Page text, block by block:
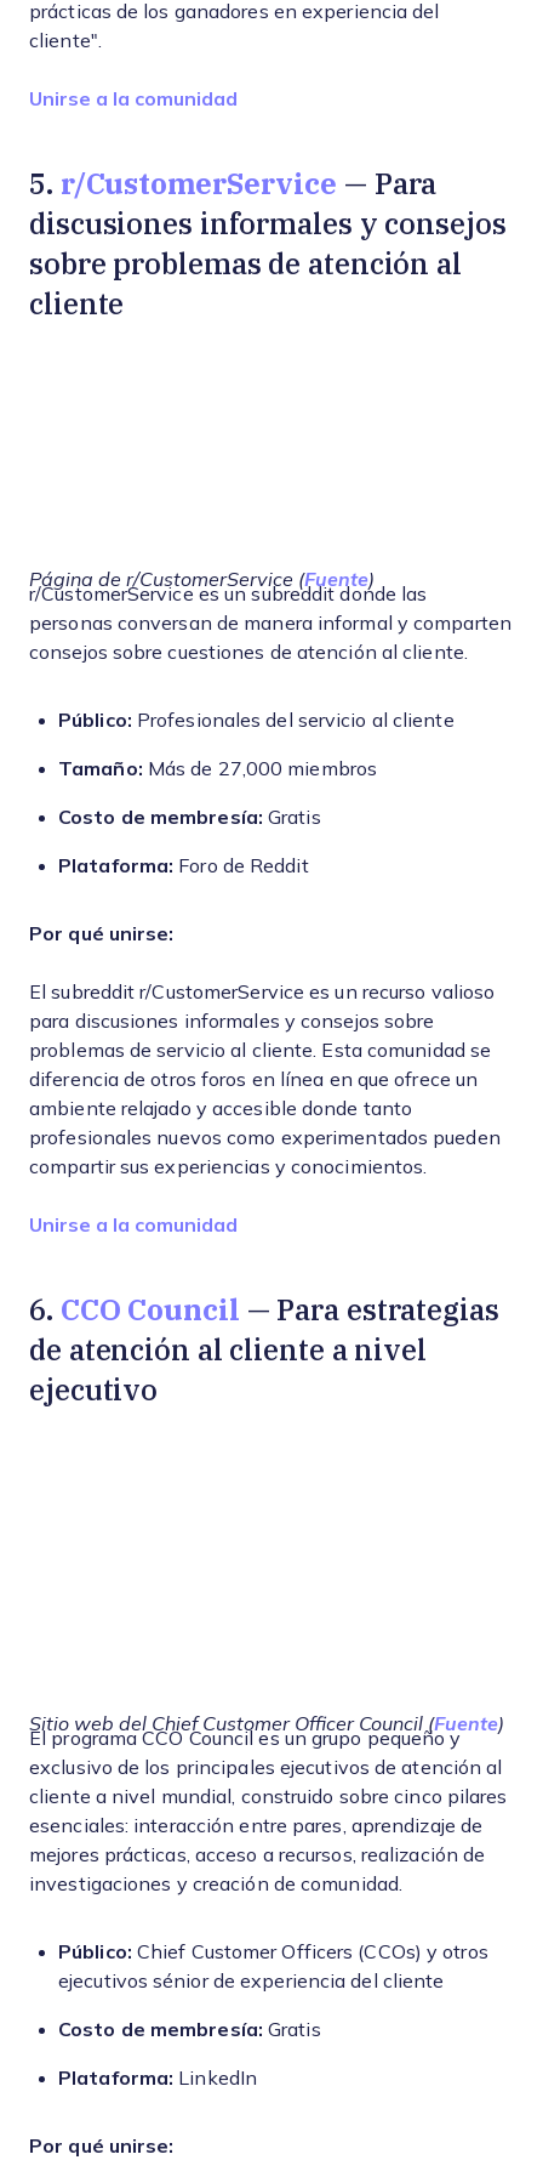
prácticas de los ganadores en experiencia del
cliente".
Unirse a la comunidad
5. r/CustomerService — Para
discusiones informales y consejos
sobre problemas de atención al
cliente
Página de r/CustomerService (Fuente)
r/CustomerService es un subreddit donde las
personas conversan de manera informal y comparten
consejos sobre cuestiones de atención al cliente.
Público: Profesionales del servicio al cliente
Tamaño: Más de 27,000 miembros
Costo de membresía: Gratis
Plataforma: Foro de Reddit
Por qué unirse:
El subreddit r/CustomerService es un recurso valioso
para discusiones informales y consejos sobre
problemas de servicio al cliente. Esta comunidad se
diferencia de otros foros en línea en que ofrece un
ambiente relajado y accesible donde tanto
profesionales nuevos como experimentados pueden
compartir sus experiencias y conocimientos.
Unirse a la comunidad
6. CCO Council — Para estrategias
de atención al cliente a nivel
ejecutivo
Sitio web del Chief Customer Officer Council (Fuente)
El programa CCO Council es un grupo pequeño y
exclusivo de los principales ejecutivos de atención al
cliente a nivel mundial, construido sobre cinco pilares
esenciales: interacción entre pares, aprendizaje de
mejores prácticas, acceso a recursos, realización de
investigaciones y creación de comunidad.
Público: Chief Customer Officers (CCOs) y otros
ejecutivos sénior de experiencia del cliente
Costo de membresía: Gratis
Plataforma: LinkedIn
Por qué unirse: